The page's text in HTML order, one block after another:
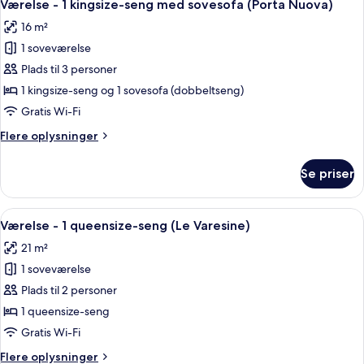
Nuova)
alle
billeder
af
Værelse
-
1
seng
(Porta
Nuova)
Værelse - 1 kingsize-seng med sovesofa (Porta Nuova)
16 m²
1 soveværelse
Plads til 3 personer
1 kingsize-seng og 1 sovesofa (dobbeltseng)
Gratis Wi-Fi
Flere oplysninger
Flere
-
kingsize-
med
sovesofa
Nuova)
Se priser
Indlæs
alle
billeder
af
Værelse
-
1
Værelse - 1 queensize-seng (Le
6
Værelse - 1 queensize-seng (Le Varesine)
21 m²
1 soveværelse
Plads til 2 personer
1 queensize-seng
Gratis Wi-Fi
Flere oplysninger
Flere